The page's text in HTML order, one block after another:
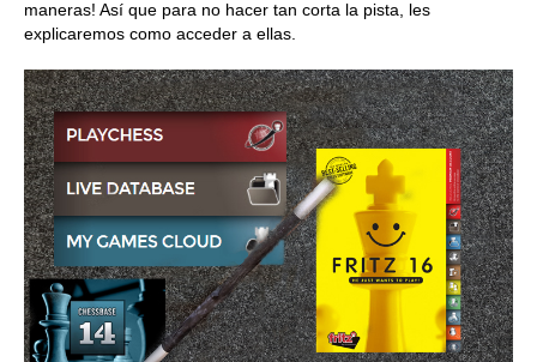
maneras! Así que para no hacer tan corta la pista, les
explicaremos como acceder a ellas.